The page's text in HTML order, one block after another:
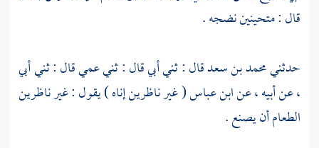
قال : متحينين نضجه .
حدثنيمحمد بن سعدقال : ثني أبي قال : ثني عمي قال : ثني أبي
، عن أبيه ، عنابن عباس( غير ناظرين إناه ) يقول : غير ناظرين
الطعام أن يصنع .